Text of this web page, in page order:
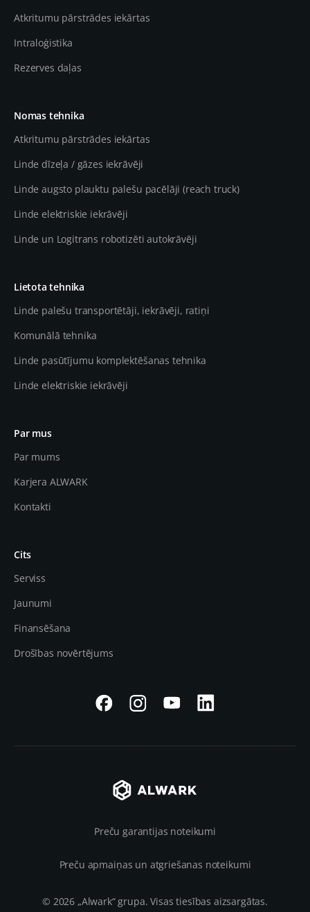
Atkritumu pārstrādes iekārtas
Intraloģistika
Rezerves daļas
Nomas tehnika
Atkritumu pārstrādes iekārtas
Linde dīzeļa / gāzes iekrāvēji
Linde augsto plauktu palešu pacēlāji (reach truck)
Linde elektriskie iekrāvēji
Linde un Logitrans robotizēti autokrāvēji
Lietota tehnika
Linde palešu transportētāji, iekrāvēji, ratiņi
Komunālā tehnika
Linde pasūtījumu komplektēšanas tehnika
Linde elektriskie iekrāvēji
Par mus
Par mums
Karjera ALWARK
Kontakti
Cits
Serviss
Jaunumi
Finansēšana
Drošības novērtējums
© 2026 „Alwark“ grupa. Visas tiesības aizsargātas.
Preču garantijas noteikumi
Preču apmaiņas un atgriešanas noteikumi